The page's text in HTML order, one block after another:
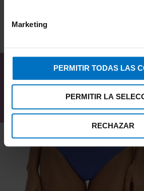
Marketing
PERMITIR TODAS LAS
PERMITIR LA
RECHAZAR
adapte a tu cuerpo y al tipo
Si buscas una braguita de
favorecedora y con un
versátil dentro de la
TAMBIÉN TE
INTERESAR